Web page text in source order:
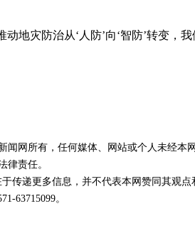
地灾防治从‘人防’向‘智防’转变
网所有，任何媒体、网站或个人未经
律责任。
递更多信息，并不代表本网赞同其观点
63715099。